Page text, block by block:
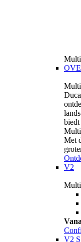
biedt
Met
V2
V2 S